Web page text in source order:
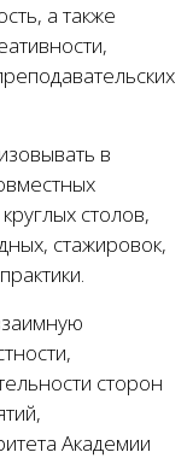
а также
в
столов,
стажировок,
сторон
Академии